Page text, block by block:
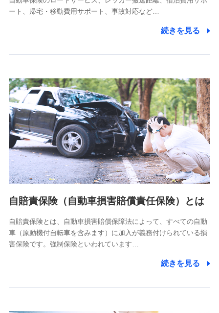
11.マイカー通勤管理クラウド並びに法人向けASPサー
をお送りするため
分析するため
当社の対応品質向上やお問い合わせ内容の正確な把握のため
個人情報保護管理者の職名、連絡先
株式会社ドコモ・インシュアランス 営業部長
〒103-0013 東京都中央区日本橋人形町2-14-10 アーバン
ネット日本橋ビル 3F
株式会社ドコモ・インシュアランス
個人情報の第三者提供について
除き、第三者に提供いたしません。
業務の委託
当社は利用目的の達成に必要な範囲内において個人情報の取
ート、帰宅・移動費用サポート、事故対応など…
続きを見る
自賠責保険（自動車損害賠償責任保険）とは
自賠責保険とは、自動車損害賠償保障法によって、すべての自動
車（原動機付自転車を含みます）に加入が義務付けられている損
害保険です。強制保険といわれています…
続きを見る